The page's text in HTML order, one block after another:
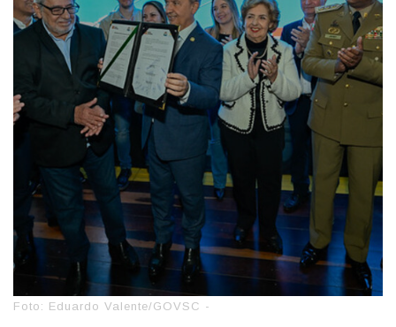
Foto: Eduardo Valente/GOVSC -